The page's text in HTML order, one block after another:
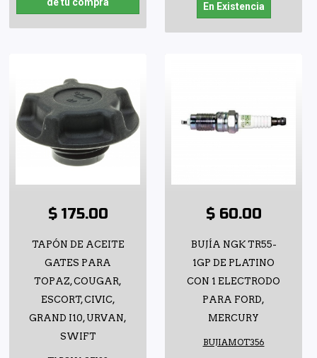
de tu compra En Existencia
$ 175.00
TAPÓN DE ACEITE
GATES PARA
TOPAZ, COUGAR,
ESCORT, CIVIC,
GRAND I10, URVAN,
SWIFT
$ 60.00
BUJÍA NGK TR55-
1GP DE PLATINO
CON 1 ELECTRODO
PARA FORD,
MERCURY
BUJIAMOT356